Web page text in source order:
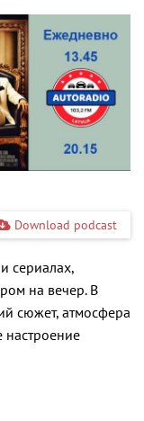
Download podcast
сериалах,
на вечер. В
сюжет, атмосфера